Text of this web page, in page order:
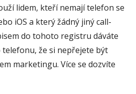
lidem, kteří nemají telefon se
iOS a který žádný jiný call-
do tohoto registru dáváte
že si nepřejete být
marketingu. Více se dozvíte